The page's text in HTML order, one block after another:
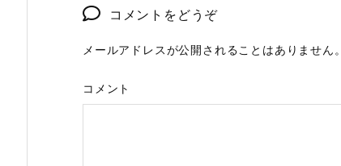
コメントをどうぞ
メールアドレスが公開されることはありません。
コメント